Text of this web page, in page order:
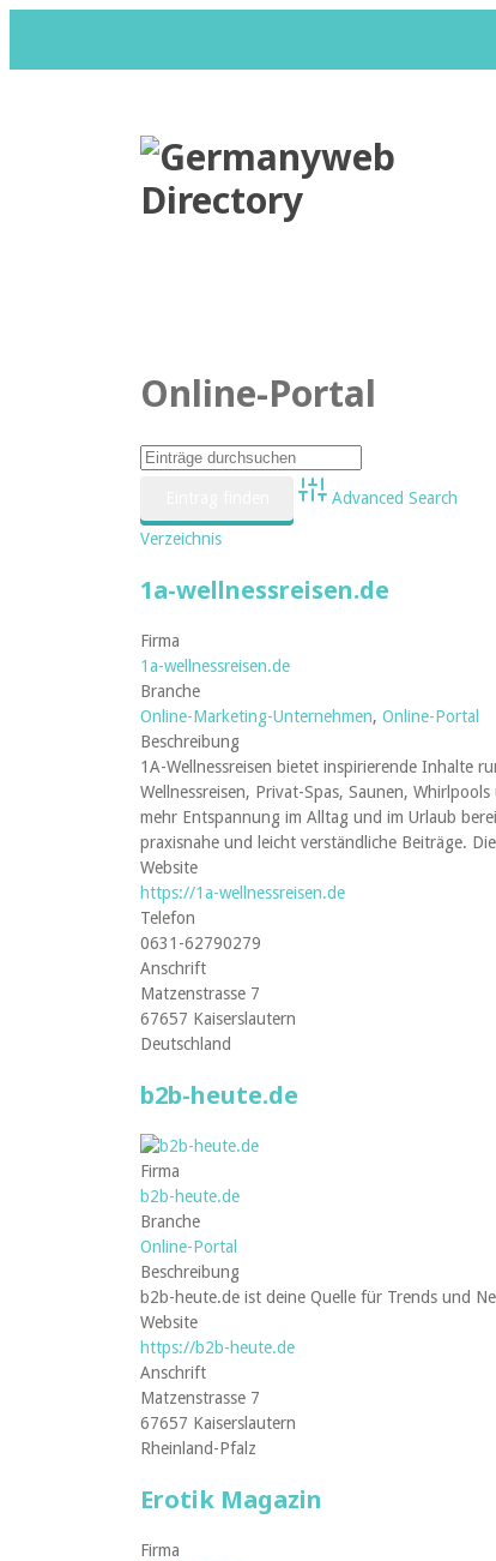
Online-Portal
Advanced Search
Verzeichnis
1a-wellnessreisen.de
Firma
1a-wellnessreisen.de
Branche
Online-Marketing-Unternehmen, Online-Portal
Beschreibung
1A-Wellnessreisen bietet inspirierende Inhalte
Wellnessreisen, Privat-Spas, Saunen,
mehr Entspannung im Alltag und im Urlaub
praxisnahe und leicht verständliche Beiträge.
Website
https://1a-wellnessreisen.de
Telefon
0631-62790279
Anschrift
Matzenstrasse 7
67657 Kaiserslautern
Deutschland
b2b-heute.de
Firma
b2b-heute.de
Branche
Online-Portal
Beschreibung
b2b-heute.de ist deine Quelle für Trends und
Website
https://b2b-heute.de
Anschrift
Matzenstrasse 7
67657 Kaiserslautern
Rheinland-Pfalz
Erotik Magazin
Firma